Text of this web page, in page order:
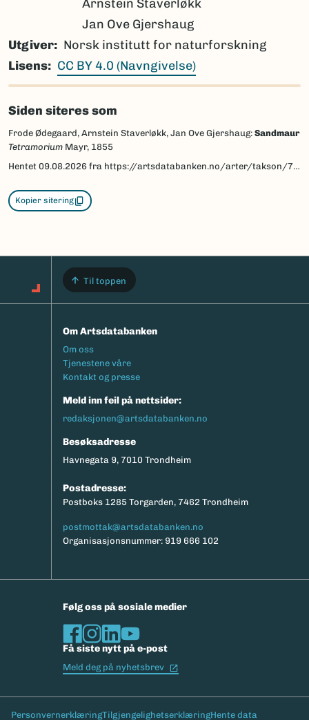
Arnstein Staverløkk
Jan Ove Gjershaug
Utgiver
Norsk institutt for naturforskning
Lisens
CC BY 4.0 (Navngivelse)
Siden siteres som
Frode Ødegaard, Arnstein Staverløkk, Jan Ove Gjershaug: Sandmaur
Tetramorium Mayr, 1855
Hentet 09.08.2026 fra https://artsdatabanken.no/arter/takson/77408/beskrivelse
Kopier sitering
Til toppen
Om Artsdatabanken
Footermeny
Om oss
Tjenestene våre
Kontakt og presse
Meld inn feil på nettsider:
redaksjonen@artsdatabanken.no
Besøksadresse
Havnegata 9, 7010 Trondheim
Postadresse:
Postboks 1285 Torgarden, 7462 Trondheim
postmottak@artsdatabanken.no
Organisasjonsnummer: 919 666 102
Følg oss på sosiale medier
Få siste nytt på e-post
Meld deg på nyhetsbrev
Bunntekst
PersonvernerklæringTilgjengelighetserklæringHente data